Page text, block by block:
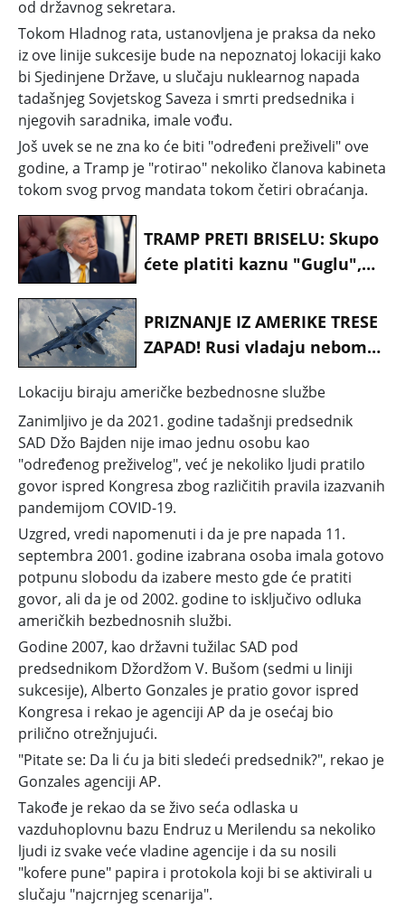
od državnog sekretara.
Tokom Hladnog rata, ustanovljena je praksa da neko
iz ove linije sukcesije bude na nepoznatoj lokaciji kako
bi Sjedinjene Države, u slučaju nuklearnog napada
tadašnjeg Sovjetskog Saveza i smrti predsednika i
njegovih saradnika, imale vođu.
Još uvek se ne zna ko će biti "određeni preživeli" ove
godine, a Tramp je "rotirao" nekoliko članova kabineta
tokom svog prvog mandata tokom četiri obraćanja.
TRAMP PRETI BRISELU: Skupo
ćete platiti kaznu "Guglu",
prasica
PRIZNANJE IZ AMERIKE TRESE
ZAPAD! Rusi vladaju nebom
ništa!
Lokaciju biraju američke bezbednosne službe
Zanimljivo je da 2021. godine tadašnji predsednik
SAD Džo Bajden nije imao jednu osobu kao
"određenog preživelog", već je nekoliko ljudi pratilo
govor ispred Kongresa zbog različitih pravila izazvanih
pandemijom COVID-19.
Uzgred, vredi napomenuti i da je pre napada 11.
septembra 2001. godine izabrana osoba imala gotovo
potpunu slobodu da izabere mesto gde će pratiti
govor, ali da je od 2002. godine to isključivo odluka
američkih bezbednosnih službi.
Godine 2007, kao državni tužilac SAD pod
predsednikom Džordžom V. Bušom (sedmi u liniji
sukcesije), Alberto Gonzales je pratio govor ispred
Kongresa i rekao je agenciji AP da je osećaj bio
prilično otrežnjujući.
"Pitate se: Da li ću ja biti sledeći predsednik?", rekao je
Gonzales agenciji AP.
Takođe je rekao da se živo seća odlaska u
vazduhoplovnu bazu Endruz u Merilendu sa nekoliko
ljudi iz svake veće vladine agencije i da su nosili
"kofere pune" papira i protokola koji bi se aktivirali u
slučaju "najcrnjeg scenarija".